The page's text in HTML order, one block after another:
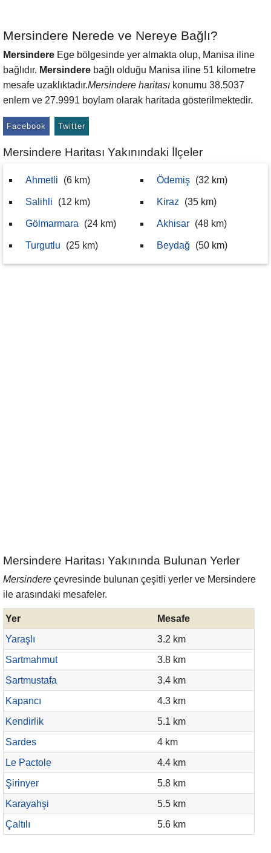
Mersindere Nerede ve Nereye Bağlı?
Mersindere Ege bölgesinde yer almakta olup, Manisa iline
bağlıdır. Mersindere bağlı olduğu Manisa iline 51 kilometre
mesafe uzaklıktadır.Mersindere haritası konumu 38.5037
enlem ve 27.9991 boylam olarak haritada gösterilmektedir.
Facebook Twitter
Mersindere Haritası Yakınındaki İlçeler
Ahmetli (6 km)
Salihli (12 km)
Gölmarmara (24 km)
Turgutlu (25 km)
Ödemiş (32 km)
Kiraz (35 km)
Akhisar (48 km)
Beydağ (50 km)
Mersindere Haritası Yakınında Bulunan Yerler
Mersindere çevresinde bulunan çeşitli yerler ve Mersindere
ile arasındaki mesafeler.
Yer
Mesafe
Yaraşlı
3.2 km
Sartmahmut
3.8 km
Sartmustafa
3.4 km
Kapancı
4.3 km
Kendirlik
5.1 km
Sardes
4 km
Le Pactole
4.4 km
Şirinyer
5.8 km
Karayahşi
5.5 km
Çaltılı
5.6 km